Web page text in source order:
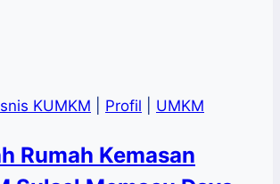
KUMKM Profil UMKM
Rumah Kemasan